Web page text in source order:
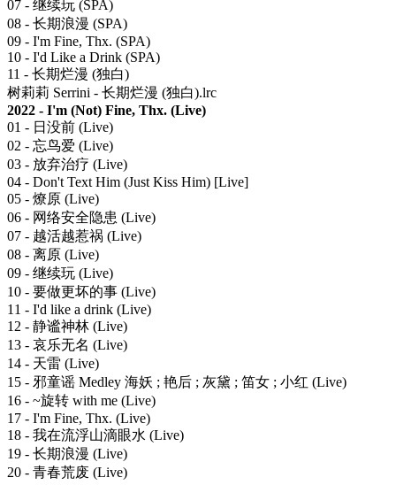
07 - 继续玩 (SPA)
08 - 长期浪漫 (SPA)
09 - I'm Fine, Thx. (SPA)
10 - I'd Like a Drink (SPA)
11 - 长期烂漫 (独白)
树莉莉 Serrini - 长期烂漫 (独白).lrc
2022 - I'm (Not) Fine, Thx. (Live)
01 - 日没前 (Live)
02 - 忘鸟爱 (Live)
03 - 放弃治疗 (Live)
04 - Don't Text Him (Just Kiss Him) [Live]
05 - 燎原 (Live)
06 - 网络安全隐患 (Live)
07 - 越活越惹祸 (Live)
08 - 离原 (Live)
09 - 继续玩 (Live)
10 - 要做更坏的事 (Live)
11 - I'd like a drink (Live)
12 - 静谧神林 (Live)
13 - 哀乐无名 (Live)
14 - 天雷 (Live)
15 - 邪童谣 Medley 海妖 ; 艳后 ; 灰黛 ; 笛女 ; 小红 (Live)
16 - ~旋转 with me (Live)
17 - I'm Fine, Thx. (Live)
18 - 我在流浮山滴眼水 (Live)
19 - 长期浪漫 (Live)
20 - 青春荒废 (Live)